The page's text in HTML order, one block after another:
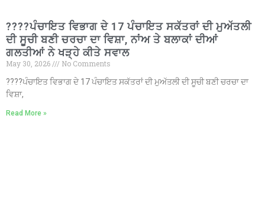
????ਪੰਚਾਇਤ ਵਿਭਾਗ ਦੇ 17 ਪੰਚਾਇਤ ਸਕੱਤਰਾਂ ਦੀ ਮੁਅੱਤਲੀ
ਦੀ ਸੂਚੀ ਬਣੀ ਚਰਚਾ ਦਾ ਵਿਸ਼ਾ, ਨਾਂਅ ਤੇ ਬਲਾਕਾਂ ਦੀਆਂ
ਗਲਤੀਆਂ ਨੇ ਖੜ੍ਹੇ ਕੀਤੇ ਸਵਾਲ
May 30, 2026
No Comments
????ਪੰਚਾਇਤ ਵਿਭਾਗ ਦੇ 17 ਪੰਚਾਇਤ ਸਕੱਤਰਾਂ ਦੀ ਮੁਅੱਤਲੀ ਦੀ ਸੂਚੀ ਬਣੀ ਚਰਚਾ ਦਾ
ਵਿਸ਼ਾ,
Read More »